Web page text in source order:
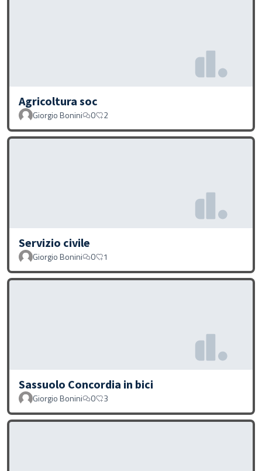
Agricoltura soc
Giorgio Bonini 0 2
Servizio civile
Giorgio Bonini 0 1
Sassuolo Concordia in bici
Giorgio Bonini 0 3